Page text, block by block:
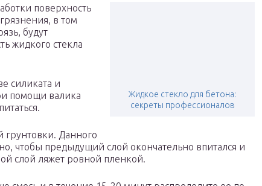
Жидкое стекло для бетона:
секреты профессионалов
поверхность
в том
будут
жидкого стекла
силиката и
помощи валика
грунтовки. Данного
чтобы предыдущий слой окончательно впитался и
слой ляжет ровной пленкой.